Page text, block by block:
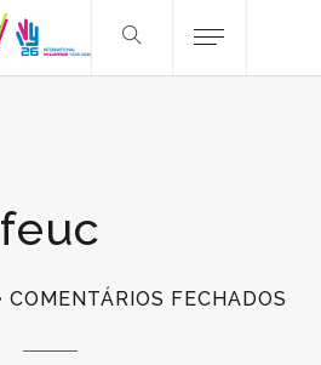
feuc
COMENTÁRIOS FECHADOS